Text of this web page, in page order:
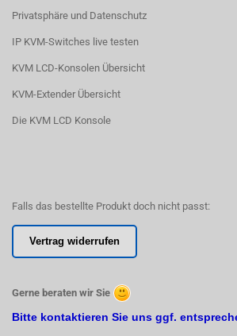
Privatsphäre und Datenschutz
IP KVM-Switches live testen
KVM LCD-Konsolen Übersicht
KVM-Extender Übersicht
Die KVM LCD Konsole
Falls das bestellte Produkt doch nicht passt:
Vertrag widerrufen
Gerne beraten wir Sie
Bitte kontaktieren Sie uns ggf.